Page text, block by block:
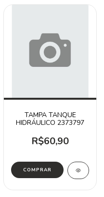
TAMPA TANQUE
HIDRÁULICO 2373797
R$60,90